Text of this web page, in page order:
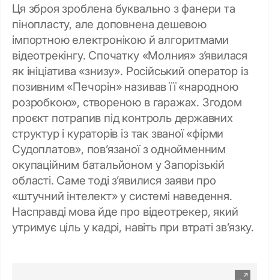
Ця зброя зроблена буквально з фанери та
пінопласту, але доповнена дешевою
імпортною електронікою й алгоритмами
відеотрекінгу. Спочатку «Молния» з’явилася
як ініціатива «знизу». Російський оператор із
позивним «Печорін» називав її «народною
розробкою», створеною в гаражах. Згодом
проєкт потрапив під контроль державних
структур і кураторів із так званої «фірми
Судоплатов», пов’язаної з однойменним
окупаційним батальйоном у Запорізькій
області. Саме тоді з’явилися заяви про
«штучний інтелект» у системі наведення.
Насправді мова йде про відеотрекер, який
утримує ціль у кадрі, навіть при втраті зв’язку.